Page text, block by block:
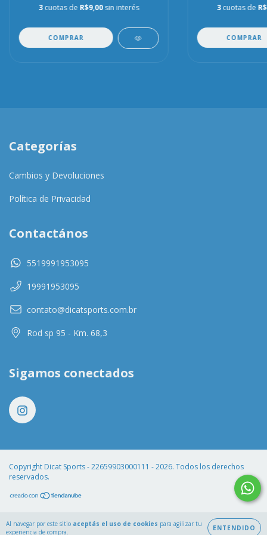
Al navegar por este sitio aceptás el uso de cookies para agilizar tu
experiencia de compra.
ENTENDIDO
3cuotas de R$9,00sin interés
COMPRAR
3 cuotas de
COMPRAR
Categorías
Cambios y Devoluciones
Política de Privacidad
Contactános
5519991953095
19991953095
contato@dicatsports.com.br
Rod sp 95 - Km. 68,3
Sigamos conectados
Copyright Dicat Sports - 22659903000111 - 2026. Todos los derechos
reservados.